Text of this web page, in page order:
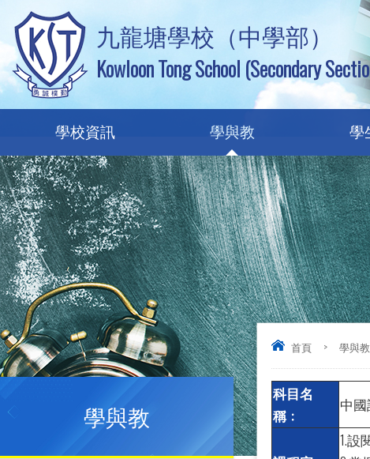
九龍塘學校（中學部）
Kowloon Tong School (Secondary
學校資訊 學與教 學
首頁 > 學與教
科目名
稱﹕
中
1.設
學與教